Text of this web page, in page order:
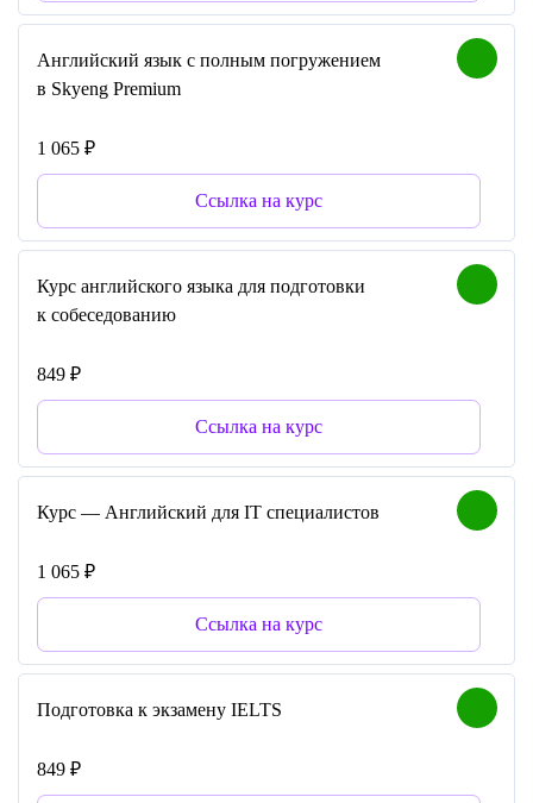
Английский язык с полным погружением
в Skyeng Premium
1 065 ₽
Ссылка на курс
Курс английского языка для подготовки
к собеседованию
849 ₽
Ссылка на курс
Курс — Английский для IT специалистов
1 065 ₽
Ссылка на курс
Подготовка к экзамену IELTS
849 ₽